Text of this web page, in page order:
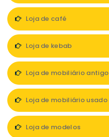
Loja de café
Loja de kebab
Loja de mobiliário antigo
Loja de mobiliário usado
Loja de modelos